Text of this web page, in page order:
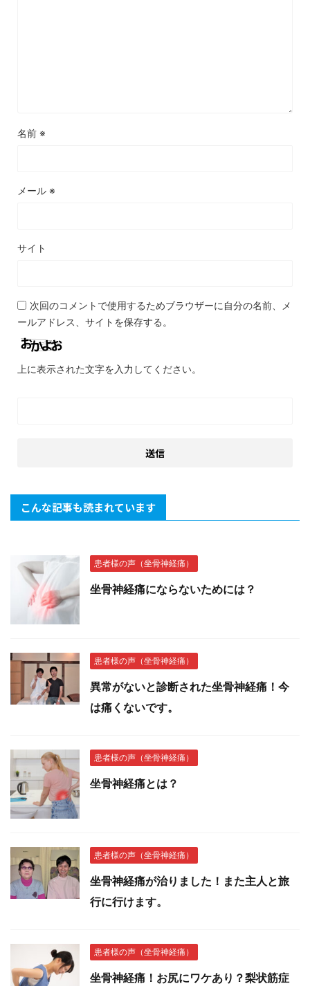
名前 ※
メール ※
サイト
次回のコメントで使用するためブラウザーに自分の名前、メ
ールアドレス、サイトを保存する。
上に表示された文字を入力してください。
こんな記事も読まれています
患者様の声（坐骨神経痛）
坐骨神経痛にならないためには？
患者様の声（坐骨神経痛）
異常がないと診断された坐骨神経痛！今
は痛くないです。
患者様の声（坐骨神経痛）
坐骨神経痛とは？
患者様の声（坐骨神経痛）
坐骨神経痛が治りました！また主人と旅
行に行けます。
患者様の声（坐骨神経痛）
坐骨神経痛！お尻にワケあり？梨状筋症